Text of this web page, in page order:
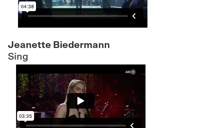
Jeanette Biedermann
Sing